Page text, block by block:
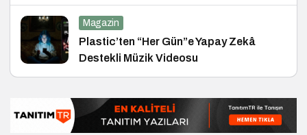
Magazin
Plastic’ten “Her Gün”e Yapay Zekâ
Destekli Müzik Videosu